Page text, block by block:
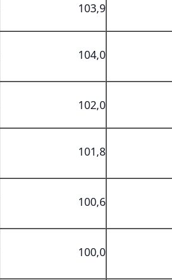
103,9
104,0
102,0
101,8
100,6
100,0